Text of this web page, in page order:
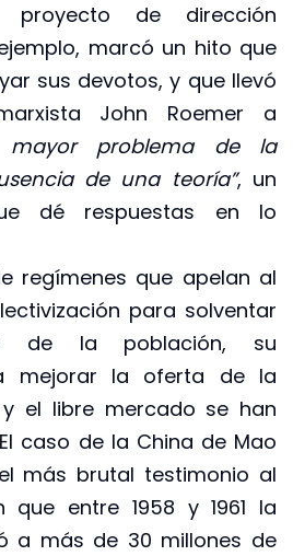
de dirección
marcó un hito que
sus devotos, y que llevó
John Roemer a
mayor problema de la
de una teoría”, un
dé respuestas en lo
regímenes que apelan al
para solventar
de la población, su
mejorar la oferta de la
el libre mercado se han
caso de la China de Mao
más brutal testimonio al
que entre 1958 y 1961 la
a más de 30 millones de